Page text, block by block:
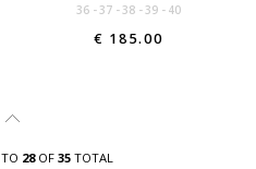
36 37 38 39 40
€ 185.00
TO 28OF 35TOTAL